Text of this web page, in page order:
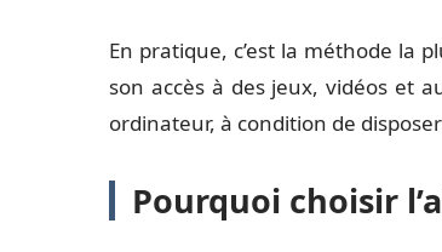
En pratique, c’est la méthode la
son accès à des jeux, vidéos et
ordinateur, à condition de
Pourquoi choisir